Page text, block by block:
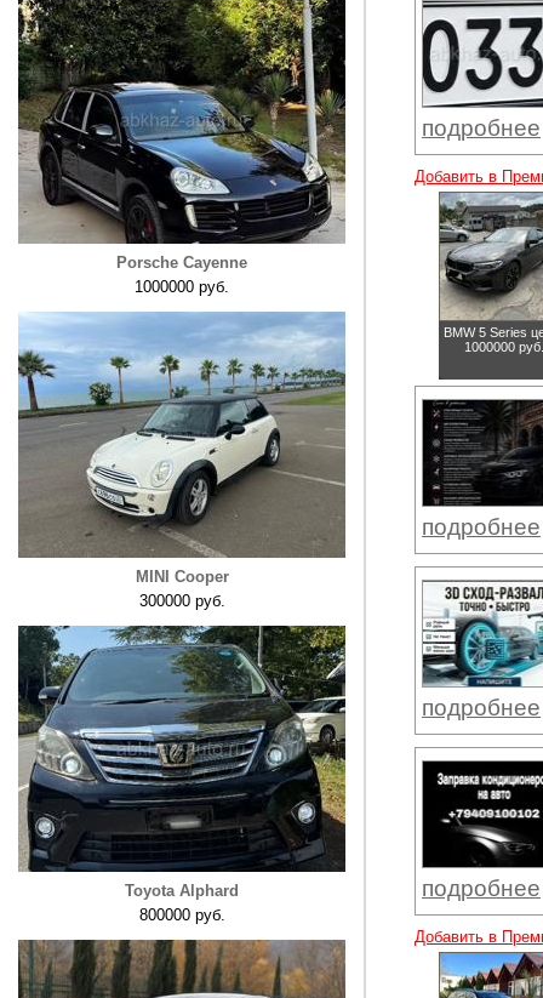
Porsche Cayenne
1000000 руб.
MINI Cooper
300000 руб.
Toyota Alphard
800000 руб.
подробнее
Добавить в
BMW 5 Series
1000000 руб.
подробнее
подробнее
подробнее
Добавить в